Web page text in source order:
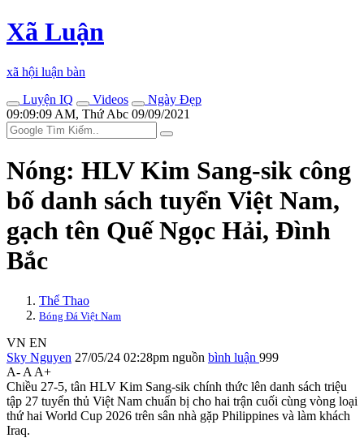
Xã Luận
xã hội luận bàn
Luyện IQ
Videos
Ngày Đẹp
09:09:09 AM, Thứ Abc 09/09/2021
Nóng: HLV Kim Sang-sik công
bố danh sách tuyển Việt Nam,
gạch tên Quế Ngọc Hải, Đình
Bắc
Thể Thao
Bóng Đá Việt Nam
VN EN
Sky Nguyen 27/05/24 02:28pm nguồn bình luận 999
A- A A+
Chiều 27-5, tân HLV Kim Sang-sik chính thức lên danh sách triệu
tập 27 tuyển thủ Việt Nam chuẩn bị cho hai trận cuối cùng vòng loại
thứ hai World Cup 2026 trên sân nhà gặp Philippines và làm khách
Iraq.